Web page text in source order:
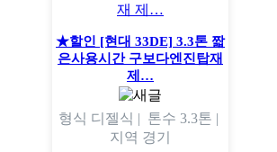
★할인 [현대 33DE] 3.3톤 짧
은사용시간 구보다엔진탑재
제…
형식 디젤식 | 톤수 3.3톤 |
지역 경기